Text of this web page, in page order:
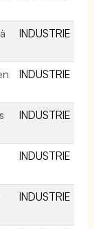
INDUSTRIE
INDUSTRIE
INDUSTRIE
INDUSTRIE
INDUSTRIE